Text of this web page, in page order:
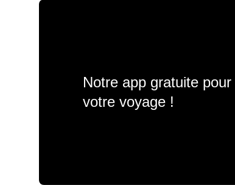
Notre app gratuite
votre voyage !